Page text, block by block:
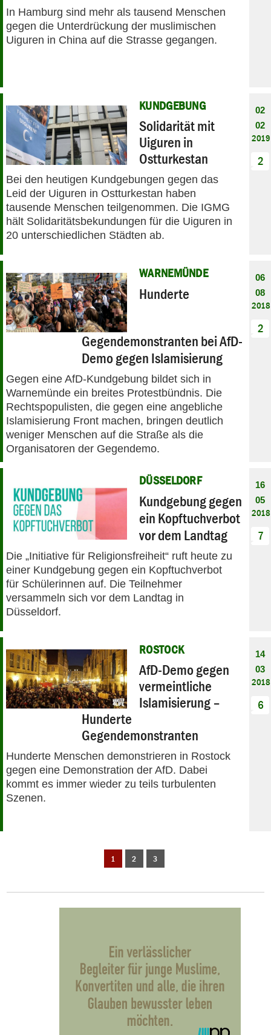
In Hamburg sind mehr als tausend Menschen
gegen die Unterdrückung der muslimischen
Uiguren in China auf die Strasse gegangen.
KUNDGEBUNG
Solidarität mit
Uiguren in
Ostturkestan
Bei den heutigen Kundgebungen gegen das
Leid der Uiguren in Ostturkestan haben
tausende Menschen teilgenommen. Die IGMG
hält Solidaritätsbekundungen für die Uiguren in
20 unterschiedlichen Städten ab.
02
02
2019
2
WARNEMÜNDE
Hunderte
Gegendemonstranten bei AfD-
Demo gegen Islamisierung
Gegen eine AfD-Kundgebung bildet sich in
Warnemünde ein breites Protestbündnis. Die
Rechtspopulisten, die gegen eine angebliche
Islamisierung Front machen, bringen deutlich
weniger Menschen auf die Straße als die
Organisatoren der Gegendemo.
06
08
2018
2
DÜSSELDORF
Kundgebung gegen
ein Kopftuchverbot
vor dem Landtag
Die „Initiative für Religionsfreiheit“ ruft heute zu
einer Kundgebung gegen ein Kopftuchverbot
für Schülerinnen auf. Die Teilnehmer
versammeln sich vor dem Landtag in
Düsseldorf.
16
05
2018
7
ROSTOCK
AfD-Demo gegen
vermeintliche
Islamisierung –
Hunderte
Gegendemonstranten
Hunderte Menschen demonstrieren in Rostock
gegen eine Demonstration der AfD. Dabei
kommt es immer wieder zu teils turbulenten
Szenen.
14
03
2018
6
1 2 3